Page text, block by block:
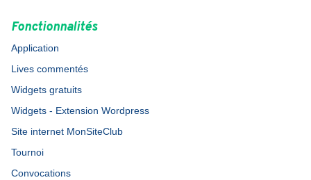
Fonctionnalités
Application
Lives commentés
Widgets gratuits
Widgets - Extension Wordpress
Site internet MonSiteClub
Tournoi
Convocations